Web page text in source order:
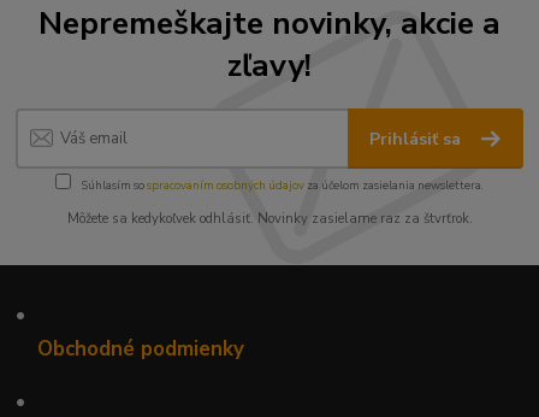
Nepremeškajte novinky, akcie a
zľavy!
Prihlásiť sa
Súhlasím sospracovaním osobných údajov za účelom zasielania newslettera.
Môžete sa kedykoľvek odhlásiť. Novinky zasielame raz za štvrťrok.
•
Obchodné podmienky
•